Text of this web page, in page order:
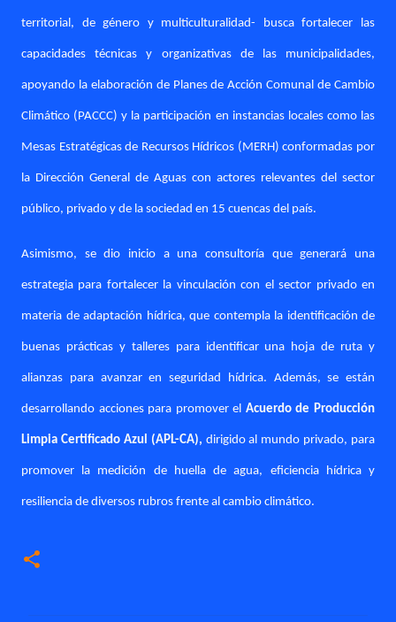
territorial, de género y multiculturalidad- busca fortalecer las
capacidades técnicas y organizativas de las municipalidades,
apoyando la elaboración de Planes de Acción Comunal de Cambio
Climático (PACCC) y la participación en instancias locales como las
Mesas Estratégicas de Recursos Hídricos (MERH) conformadas por
la Dirección General de Aguas con actores relevantes del sector
público, privado y de la sociedad en 15 cuencas del país.
Asimismo, se dio inicio a una consultoría que generará una
estrategia para fortalecer la vinculación con el sector privado en
materia de adaptación hídrica, que contempla la identificación de
buenas prácticas y talleres para identificar una hoja de ruta y
alianzas para avanzar en seguridad hídrica. Además, se están
desarrollando acciones para promover el Acuerdo de Producción
Limpia Certificado Azul (APL-CA), dirigido al mundo privado, para
promover la medición de huella de agua, eficiencia hídrica y
resiliencia de diversos rubros frente al cambio climático.